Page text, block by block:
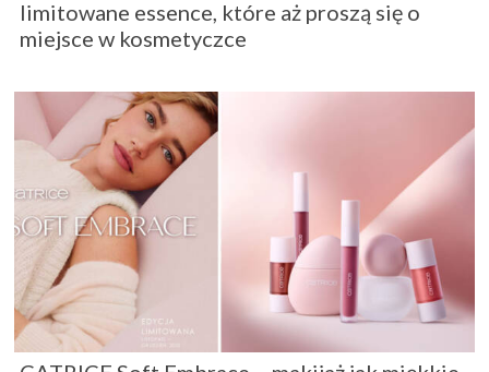
limitowane essence, które aż proszą się o
miejsce w kosmetyczce